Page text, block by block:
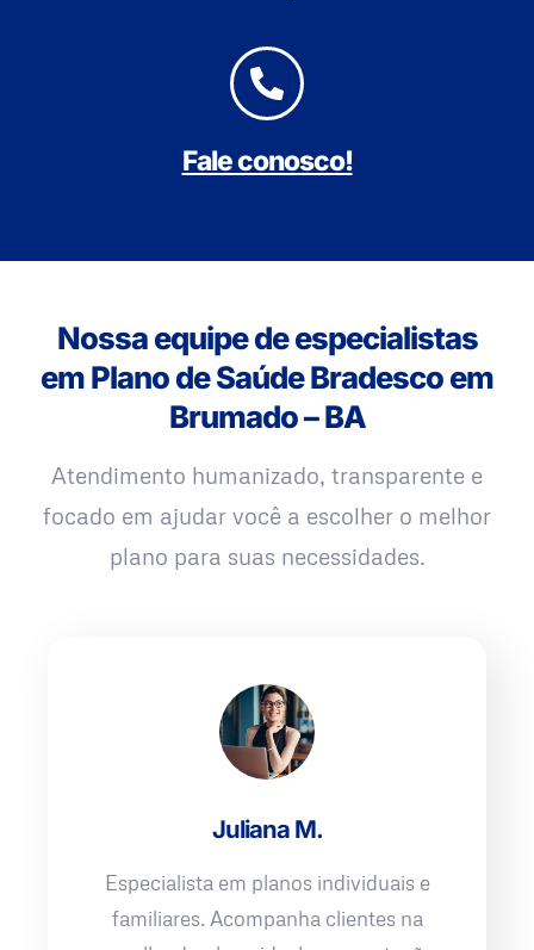
Fale conosco!
Nossa equipe de especialistas
em Plano de Saúde Bradesco em
Brumado – BA
Atendimento humanizado, transparente e
focado em ajudar você a escolher o melhor
plano para suas necessidades.
Juliana M.
Especialista em planos individuais e
familiares. Acompanha clientes na